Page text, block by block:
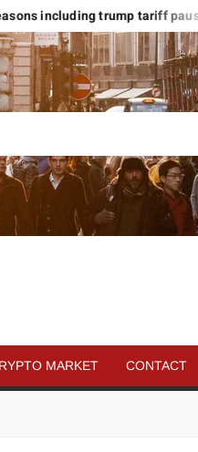
including trump tariff pause
MARKET CONTACT